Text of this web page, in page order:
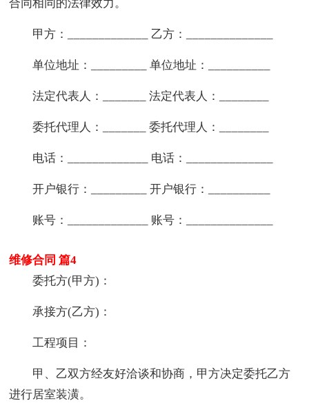
合同相同的法律效力。
甲方：_____________ 乙方：______________
单位地址：_________ 单位地址：__________
法定代表人：_______ 法定代表人：________
委托代理人：_______ 委托代理人：________
电话：_____________ 电话：______________
开户银行：_________ 开户银行：__________
账号：_____________ 账号：______________
维修合同 篇4
委托方(甲方)：
承接方(乙方)：
工程项目：
甲、乙双方经友好洽谈和协商，甲方决定委托乙方
进行居室装潢。